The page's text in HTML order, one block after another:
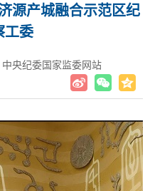
源产城融合示范区纪
工委
央纪委国家监委网站